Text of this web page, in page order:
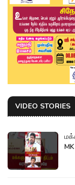
VIDEO STORIES